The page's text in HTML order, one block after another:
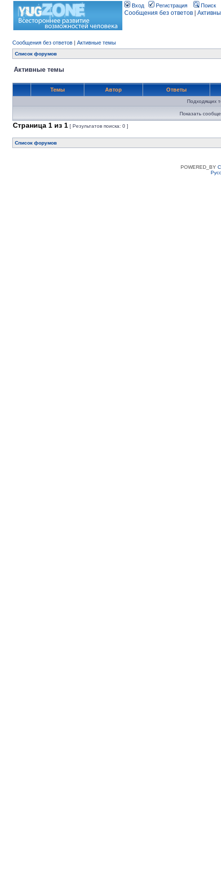
Вход Регистрация Поиск
Сообщения без ответов
Сообщения без ответов | Активные темы
Список форумов
Активные темы
Темы Автор Ответы
Подходящих
Показать
Страница 1 из 1 [ Результатов поиска: 0 ]
Список форумов
POWERED_BY